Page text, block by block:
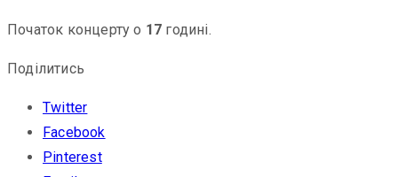
Початок концерту о 17 годині.
Поділитись
Twitter
Facebook
Pinterest